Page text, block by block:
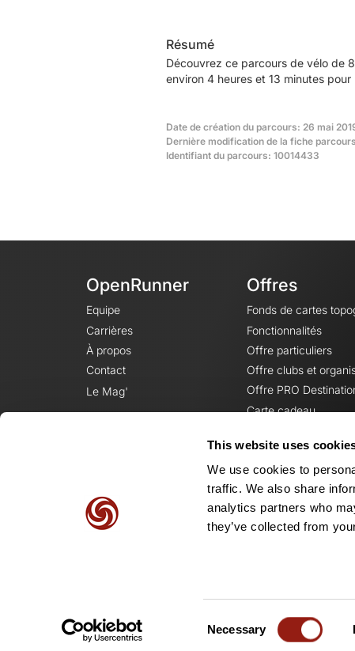
This website uses
We use cookies to
traffic. We also share
analytics partners who
they’ve collected from
Necessary
Résumé
Découvrez ce parcours de vélo de
environ 4 heures et 13 minutes
Date de création du parcours: 26 mai
Dernière modification de la fiche
Identifiant du parcours: 10014433
OpenRunner
Equipe
Carrières
À propos
Contact
Le Mag'
Offres
Fonds de cartes
Fonctionnalités
Offre particuliers
Offre clubs et
Offre PRO
Carte cadeau